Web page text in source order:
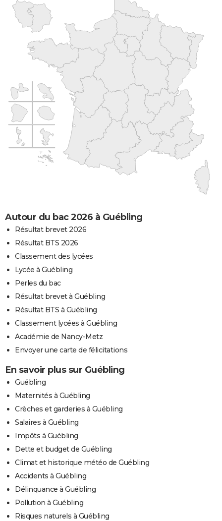
Autour du bac 2026 à Guébling
Résultat brevet 2026
Résultat BTS 2026
Classement des lycées
Lycée à Guébling
Perles du bac
Résultat brevet à Guébling
Résultat BTS à Guébling
Classement lycées à Guébling
Académie de Nancy-Metz
Envoyer une carte de félicitations
En savoir plus sur Guébling
Guébling
Maternités à Guébling
Crèches et garderies à Guébling
Salaires à Guébling
Impôts à Guébling
Dette et budget de Guébling
Climat et historique météo de Guébling
Accidents à Guébling
Délinquance à Guébling
Pollution à Guébling
Risques naturels à Guébling